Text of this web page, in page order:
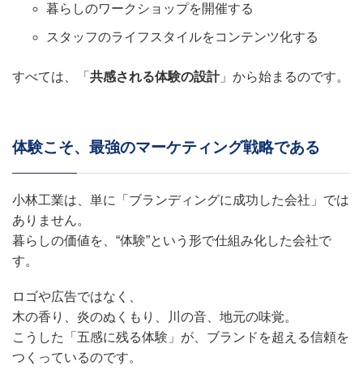
暮らしのワークショップを開催する
スタッフのライフスタイルをコンテンツ化する
すべては、「 共感される体験の設計」から始まるのです。
体験こそ、最強のマーケティング戦略である
小林工業は、単に「ブランディングに成功した会社」では
ありません。
暮らしの価値を、“体験”という形で仕組み化した会社で
す。
ロゴや広告ではなく、
木の香り、炎のぬくもり、川の音、地元の味覚。
こうした「五感に残る体験」が、ブランドを超える信頼を
つくっているのです。